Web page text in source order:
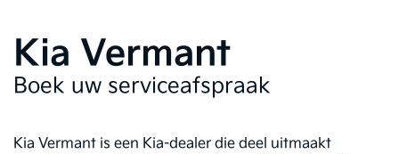
Kia Vermant
Boek uw serviceafspraak
Kia Vermant is een Kia-dealer die deel uitmaakt